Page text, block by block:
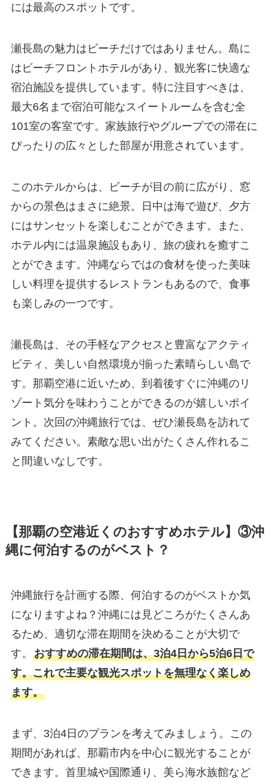
には最高のスポットです。
瀬長島の魅力はビーチだけではありません。島に
はビーチフロントホテルがあり、観光客に快適な
宿泊施設を提供しています。特に注目すべきは、
最大6名まで宿泊可能なスイートルームを含む全
101室の客室です。家族旅行やグループでの滞在に
ぴったりの広々とした部屋が用意されています。
このホテルからは、ビーチが目の前に広がり、窓
からの景色はまさに絶景。日中は海で遊び、夕方
にはサンセットを楽しむことができます。また、
ホテル内には温泉施設もあり、旅の疲れを癒すこ
とができます。沖縄ならではの食材を使った美味
しい料理を提供するレストランもあるので、食事
も楽しみの一つです。
瀬長島は、その手軽なアクセスと豊富なアクティ
ビティ、美しい自然環境が揃った素晴らしい島で
す。那覇空港に近いため、到着後すぐに沖縄のリ
ゾート気分を味わうことができるのが嬉しいポイ
ント。次回の沖縄旅行では、ぜひ瀬長島を訪れて
みてください。素敵な思い出がたくさん作れるこ
と間違いなしです。
【那覇の空港近くのおすすめホテル】③沖
縄に何泊するのがベスト？
沖縄旅行を計画する際、何泊するのがベストか気
になりますよね？沖縄には見どころがたくさんあ
るため、適切な滞在期間を決めることが大切で
す。 おすすめの滞在期間は、3泊4日から5泊6日で
す。これで主要な観光スポットを無理なく楽しめ
ます。
まず、3泊4日のプランを考えてみましょう。この
期間があれば、那覇市内を中心に観光することが
できます。首里城や国際通り、美ら海水族館など